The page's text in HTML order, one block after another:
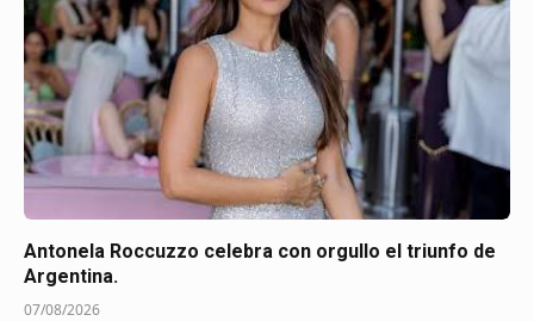
Antonela Roccuzzo celebra con orgullo el triunfo de
Argentina.
07/08/2026